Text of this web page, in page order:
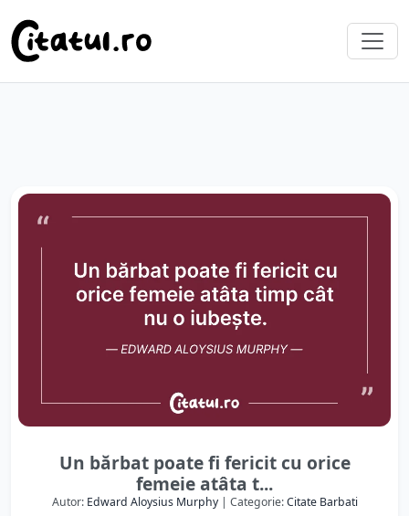
Un bărbat poate fi fericit cu orice
femeie atâta t...
Autor: Edward Aloysius Murphy| Categorie:Citate Barbati